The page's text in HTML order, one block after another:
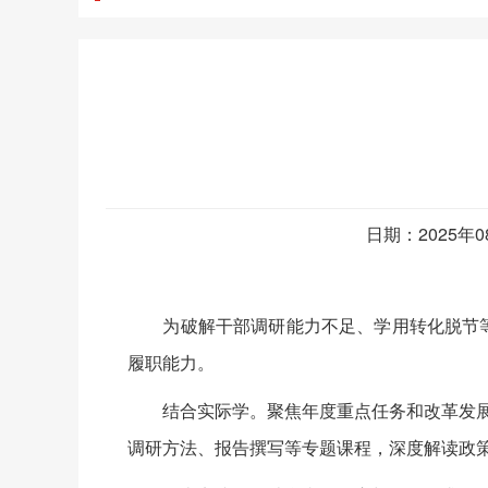
日期：2025
为破解干部调研能力不足、学用转化脱节
履职能力。
结合实际学。聚焦年度重点任务和改革发展
调研方法、报告撰写等专题课程，深度解读